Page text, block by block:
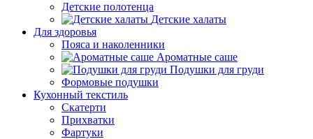
Детские полотенца
Детские халаты
Для здоровья
Пояса и наколенники
Ароматные саше
Подушки для груди
Формовые подушки
Кухонный текстиль
Скатерти
Прихватки
Фартуки